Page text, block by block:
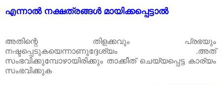
എന്നാൽ നക്ഷത്രങ്ങൾ മായിക്കപ്പെട്ടാൽ
അതിന്റെ തിളക്കവും പ്രഭയും
നഷ്ടപ്പെടുകയെന്നാണുദ്ദേശ്യം .അത്
സംഭവിക്കുമ്പോഴായിരിക്കും താക്കീത് ചെയ്യപ്പെട്ട കാര്യം
സംഭവിക്കുക